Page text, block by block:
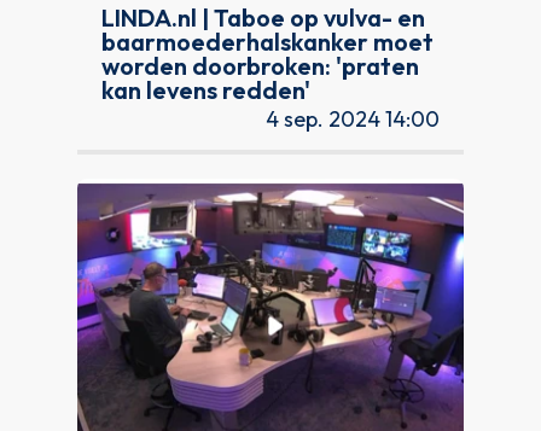
LINDA.nl | Taboe op vulva- en
baarmoederhalskanker moet
worden doorbroken: 'praten
kan levens redden'
4 sep. 2024 14:00